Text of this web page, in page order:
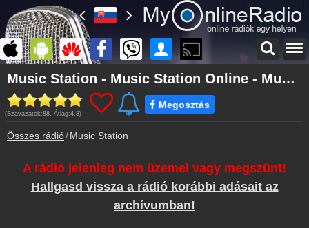
Főoldal
myonlineradio.hu
Bejelentkezés
Hozz létre saját fiókot!
Most szól
Tudd meg mi szólt eddig
Music Station - Music Station Online - Music Station Live
(Szavazatok:88, Átlag:4.8)
Megosztás
Összes rádió Music Station
A rádió jelenleg nem üzemel vagy megszűnt!
Hallgasd vissza a rádió korábbi adásait az
archívumban!